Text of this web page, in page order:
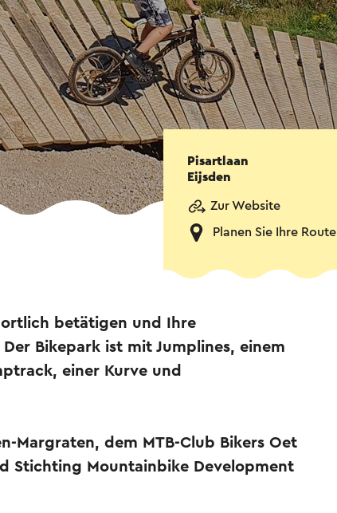
Pisartlaan
Eijsden
Zur Website
Planen Sie Ihre Route
betätigen und Ihre
Bikepark ist mit Jumplines, einem
einer Kurve und
Margraten, dem MTB-Club Bikers Oet
Stichting Mountainbike Development